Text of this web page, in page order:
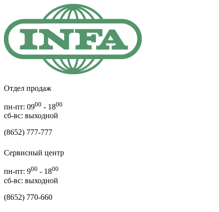
Отдел продаж
пн-пт: 0900 - 1800
cб-вс: выходной
(8652) 777-777
Сервисный центр
пн-пт: 900 - 1800
сб-вс: выходной
(8652) 770-660